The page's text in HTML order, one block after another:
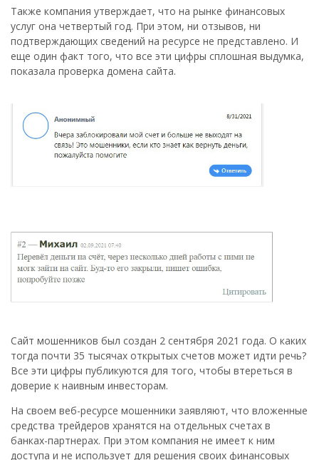
Также компания утверждает, что на рынке финансовых
услуг она четвертый год. При этом, ни отзывов, ни
подтверждающих сведений на ресурсе не представлено. И
еще один факт того, что все эти цифры сплошная выдумка,
показала проверка домена сайта.
Сайт мошенников был создан 2 сентября 2021 года. О каких
тогда почти 35 тысячах открытых счетов может идти речь?
Все эти цифры публикуются для того, чтобы втереться в
доверие к наивным инвесторам.
На своем веб-ресурсе мошенники заявляют, что вложенные
средства трейдеров хранятся на отдельных счетах в
банках-партнерах. При этом компания не имеет к ним
доступа и не использует для решения своих финансовых